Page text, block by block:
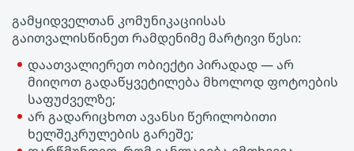
გამყიდველთან კომუნიკაციისას
გაითვალისწინეთ რამდენიმე მარტივი წესი:
დაათვალიერეთ ობიექტი პირადად — არ
მიიღოთ გადაწყვეტილება მხოლოდ ფოტოების
საფუძველზე;
არ გადარიცხოთ ავანსი წერილობითი
ხელშეკრულების გარეშე;